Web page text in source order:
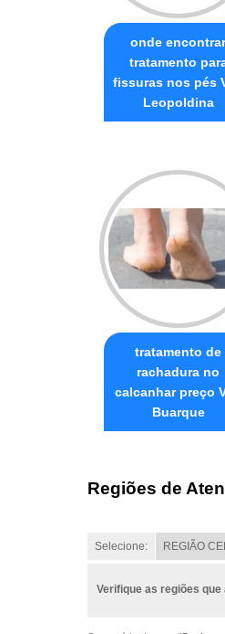
onde encontrar
tratamento
fissuras nos pés
Leopoldina
tratamento de
rachadura no
calcanhar preço
Buarque
Regiões de
Selecione: REGIÃO
Verifique as regiões que